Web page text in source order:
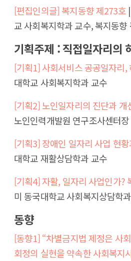
[편집인의글] 복지동향 제273호|
교 사회복지학과 교수, 복지동향
기획주제 : 직접일자리의
[기획1] 사회서비스 공공일자리,
대학교 사회복지학과 교수
[기획2] 노인일자리의 진단과 개
노인인력개발원 연구조사센터장
[기획3] 장애인 일자리 사업 현
대학교 재활상담학과 교수
[기획4] 자활, 일자리 사업인가?
미 동국대학교 사회복지상담학
동향
[동향1] “차별금지법 제정은 사
회정의 실현을 약속한 사회복지